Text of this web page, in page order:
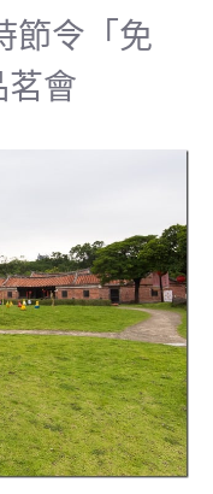
節令「免
會